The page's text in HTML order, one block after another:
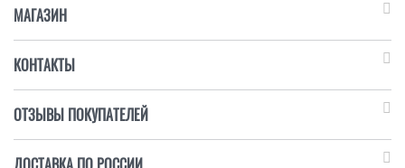
МАГАЗИН
КОНТАКТЫ
ОТЗЫВЫ ПОКУПАТЕЛЕЙ